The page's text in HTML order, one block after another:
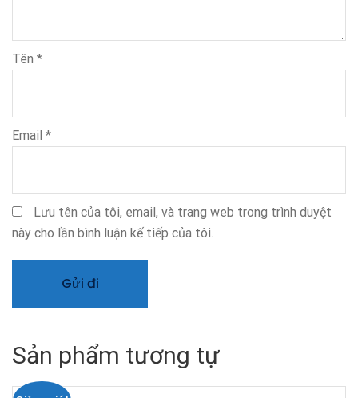
Tên *
Email *
Lưu tên của tôi, email, và trang web trong trình duyệt
này cho lần bình luận kế tiếp của tôi.
Sản phẩm tương tự